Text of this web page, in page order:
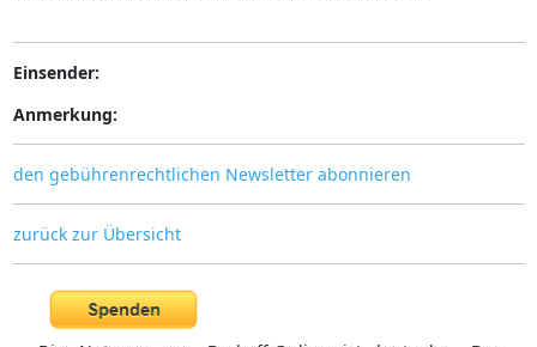
Einsender:
Anmerkung:
den gebührenrechtlichen Newsletter abonnieren
zurück zur Übersicht